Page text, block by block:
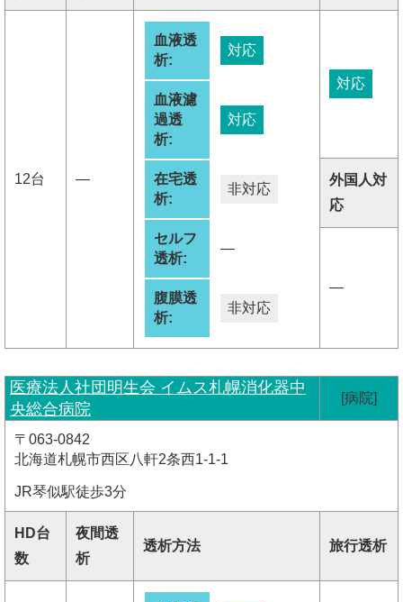
12台 ―
血液透
析:
対応
血液濾
過透
析:
対応
在宅透
析:
非対応
セルフ
透析:
―
腹膜透
析:
非対応
対応
外国人対
応
―
医療法人社団明生会 イムス札幌消化器中
央総合病院
[病院]
〒063-0842
北海道札幌市西区八軒2条西1-1-1
JR琴似駅徒歩3分
HD台
数
夜間透
析
透析方法 旅行透析